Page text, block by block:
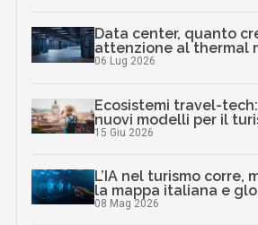
Data center, quanto
attenzione al thermal
06 Lug 2026
Ecosistemi travel-
nuovi modelli per il
15 Giu 2026
L’IA nel turismo corre,
la mappa italiana e
08 Mag 2026